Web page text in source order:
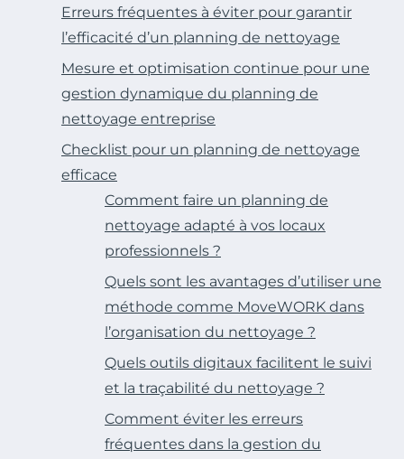
Erreurs fréquentes à éviter pour garantir
l’efficacité d’un planning de nettoyage
Mesure et optimisation continue pour une
gestion dynamique du planning de
nettoyage entreprise
Checklist pour un planning de nettoyage
efficace
Comment faire un planning de
nettoyage adapté à vos locaux
professionnels ?
Quels sont les avantages d’utiliser une
méthode comme MoveWORK dans
l’organisation du nettoyage ?
Quels outils digitaux facilitent le suivi
et la traçabilité du nettoyage ?
Comment éviter les erreurs
fréquentes dans la gestion du